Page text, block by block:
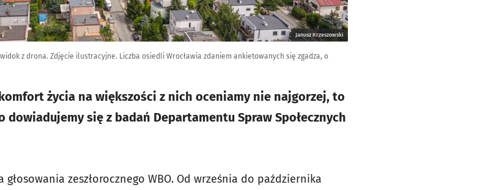
Janusz Krzeszowski
z drona. Zdjęcie ilustracyjne. Liczba osiedli Wrocławia zdaniem ankietowanych się zgadza, o
życia na większości z nich oceniamy nie najgorzej, to
dowiadujemy się z badań Departamentu Spraw Społecznych
zeszłorocznego WBO. Od września do października